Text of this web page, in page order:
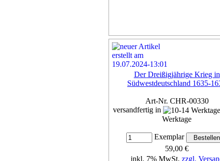
Der Dreißigjährige Krieg in
Südwestdeutschland 1635-
Art-Nr. CHR-00330
versandfertig in
Werktage
Exemplar
59,00 €
inkl. 7% MwSt, zzgl.